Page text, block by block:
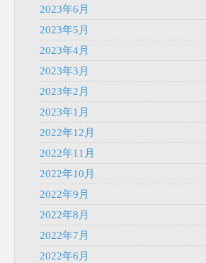
2023年6月
2023年5月
2023年4月
2023年3月
2023年2月
2023年1月
2022年12月
2022年11月
2022年10月
2022年9月
2022年8月
2022年7月
2022年6月